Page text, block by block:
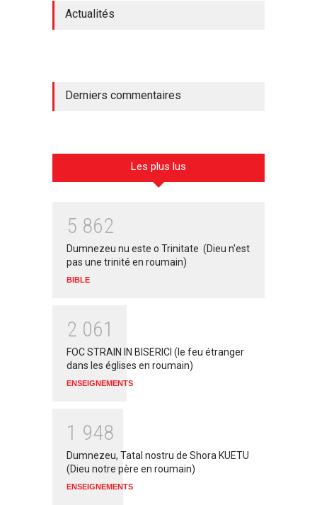
Actualités
Derniers commentaires
Les plus lus
5 862
Dumnezeu nu este o Trinitate (Dieu n'est
pas une trinité en roumain)
BIBLE
2 061
FOC STRAIN IN BISERICI (le feu étranger
dans les églises en roumain)
ENSEIGNEMENTS
1 948
Dumnezeu, Tatal nostru de Shora KUETU
(Dieu notre père en roumain)
ENSEIGNEMENTS